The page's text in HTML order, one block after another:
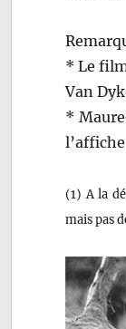
* Le
Van
*
(1) A la
mais pas